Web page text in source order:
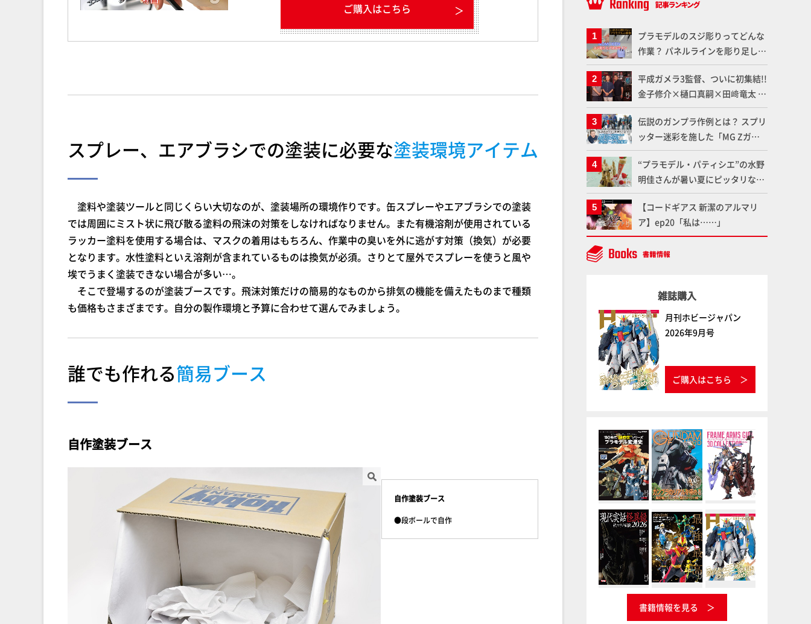
ご購入はこちら
スプレー、エアブラシでの塗装に必要な塗装環境アイテム
塗料や塗装ツールと同じくらい大切なのが、塗装場所の環境作りです。缶スプレーやエアブラシでの塗装
では周囲にミスト状に飛び散る塗料の飛沫の対策をしなければなりません。また有機溶剤が使用されている
ラッカー塗料を使用する場合は、マスクの着用はもちろん、作業中の臭いを外に逃がす対策（換気）が必要
となります。水性塗料といえ溶剤が含まれているものは換気が必須。さりとて屋外でスプレーを使うと風や
埃でうまく塗装できない場合が多い…。
そこで登場するのが塗装ブースです。飛沫対策だけの簡易的なものから排気の機能を備えたものまで種類
も価格もさまざまです。自分の製作環境と予算に合わせて選んでみましょう。
誰でも作れる簡易ブース
自作塗装ブース
自作塗装ブース
●段ボールで自作
プラモデルのスジ彫りってどんな
作業？ パネルラインを彫り足して
作品を映えさせよう！【いまさら
聞けないプラモデルの基礎：スジ
彫りとパネルライン】
平成ガメラ3監督、ついに初集結!!
金子修介×樋口真嗣×田﨑竜太 4
体のガメラを未来へつなぐ特別鼎
談「ガメラ永久保存化プロジェク
ト FINAL」
伝説のガンプラ作例とは？ スプリ
ッター迷彩を施した「MG Zガン
ダム アムロ・レイ仕様機」をMAX
渡辺がふたたび塗る!!【試し読
み】
“プラモデル・パティシエ”の水野
明佳さんが暑い夏にピッタリな
「リック・ディアス〜アイス
ver.〜」を製作【ガンダムフォワ
ード Vol.11抜粋】
【コードギアス 新潔のアルマリ
ア】ep20「私は……」
雑誌購入
月刊ホビージャパン
2026年9月号
ご購入はこちら
書籍情報を見る